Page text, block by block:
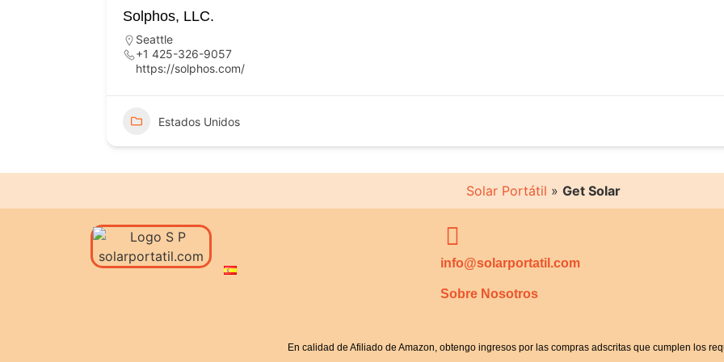
Solphos, LLC.
Seattle
+1 425-326-9057
https://solphos.com/
Estados Unidos
Solar Portátil » Get Solar
info@solarportatil.com
Sobre Nosotros
En calidad de Afiliado de Amazon, obtengo ingresos por las compras adscritas que cumplen los